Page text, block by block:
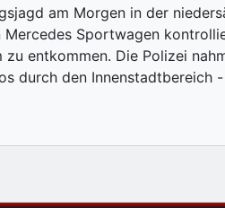
am Morgen in der
Sportwagen
entkommen. Die Polizei
durch den Innenstadtbereich